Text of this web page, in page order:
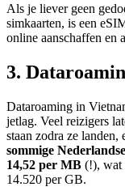
Als je liever geen
simkaarten, is een
online aanschaffen en
3.
Dataroaming in
jetlag. Veel reizigers
staan zodra ze landen,
sommige
14,52 per MB (!), wat
14.520 per GB.